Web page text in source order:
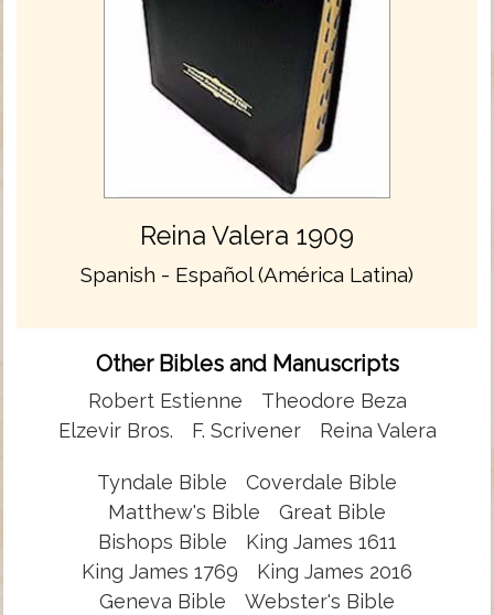
Reina Valera 1909
Spanish - Español (América Latina)
Other Bibles and Manuscripts
Robert Estienne
Theodore Beza
Elzevir Bros.
F. Scrivener Reina Valera
Tyndale Bible
Coverdale Bible
Matthew's Bible
Great Bible
Bishops Bible
King James 1611
King James 1769
King James 2016
Geneva Bible
Webster's Bible